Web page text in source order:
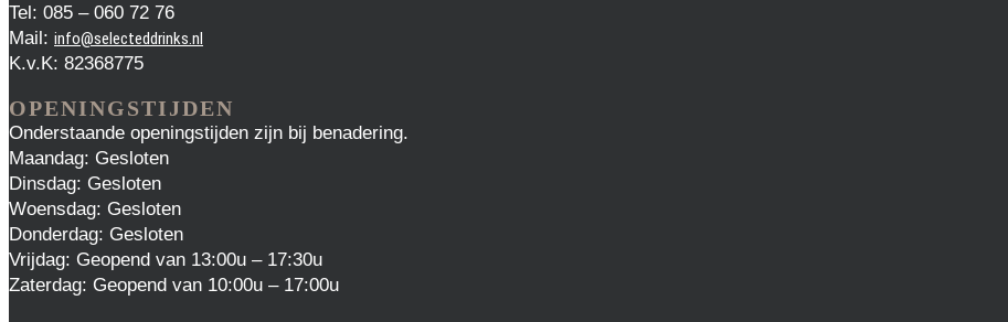
Tel: 085 – 060 72 76
Mail: info@selecteddrinks.nl
K.v.K: 82368775
OPENINGSTIJDEN
Onderstaande openingstijden zijn bij benadering.
Maandag: Gesloten
Dinsdag: Gesloten
Woensdag: Gesloten
Donderdag: Gesloten
Vrijdag: Geopend van 13:00u – 17:30u
Zaterdag: Geopend van 10:00u – 17:00u